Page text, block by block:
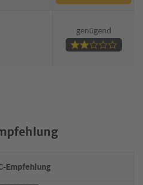
genügend
Empfehlung